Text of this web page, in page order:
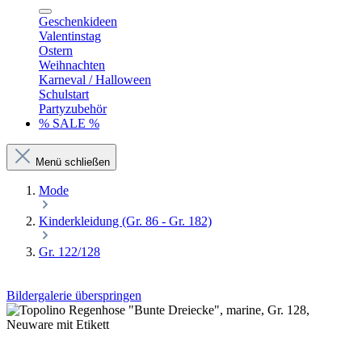
Geschenkideen
Valentinstag
Ostern
Weihnachten
Karneval / Halloween
Schulstart
Partyzubehör
% SALE %
Menü schließen
Mode
Kinderkleidung (Gr. 86 - Gr. 182)
Gr. 122/128
Bildergalerie überspringen